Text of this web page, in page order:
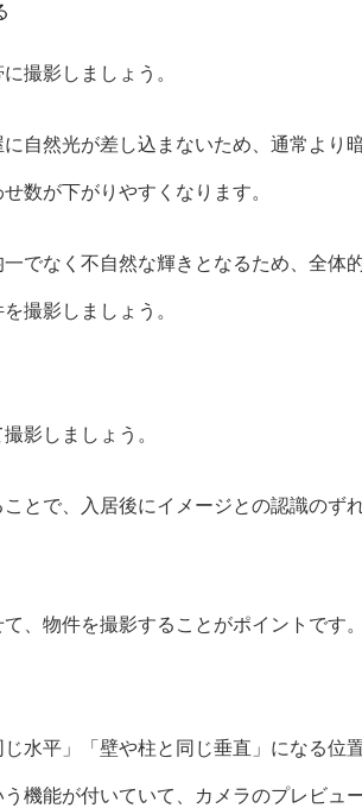
撮影しましょう。
自然光が差し込まないため、通常より
数が下がりやすくなります。
でなく不自然な輝きとなるため、全体
撮影しましょう。
影しましょう。
とで、入居後にイメージとの認識のず
、物件を撮影することがポイントです。
水平」「壁や柱と同じ垂直」になる位
機能が付いていて、カメラのプレビュ